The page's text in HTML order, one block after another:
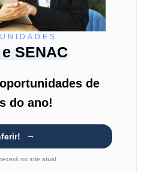
SENAC
de
do ano!
no site atual